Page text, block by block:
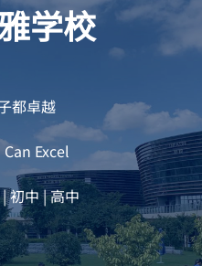
学校
都卓越
Excel
初中 | 高中